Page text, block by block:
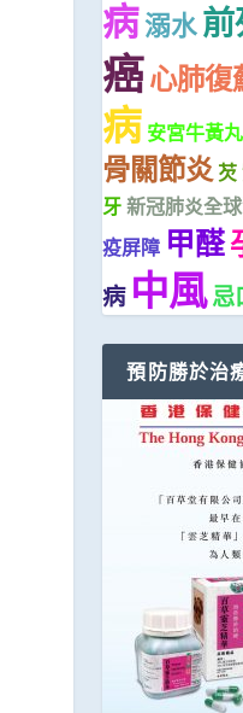
病溺水
癌心肺復
病 安宮牛黃丸
骨關節炎 芡
牙新冠肺炎全
疫屏障 甲醛
病 中風忌
預防勝於治